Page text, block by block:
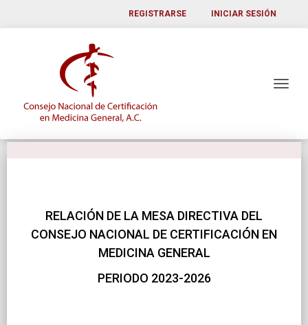
REGISTRARSE INICIAR SESIÓN
RELACIÓN DE LA MESA DIRECTIVA DEL
CONSEJO NACIONAL DE CERTIFICACIÓN EN
MEDICINA GENERAL
PERIODO 2023-2026